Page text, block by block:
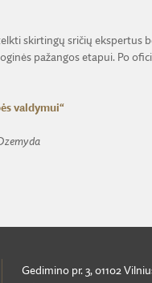
skirtingų sričių ekspertus
pažangos etapui. Po
valdymui“
Gedimino pr. 3, 01102